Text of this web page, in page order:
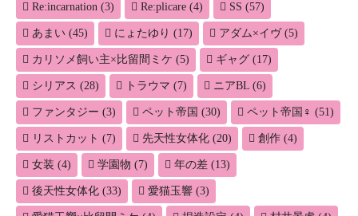
Re:incarnation (3) Re:plicare (4) SS (57)
あまい (45) にょたゆり (17) アダム×イヴ(5)
カリソメ飼い主×比留間ミケ (5) ギャグ (17)
シリアス (28) トラウマ (7) ニアBL (6)
ファンタジー (3) ペット帝国 (30) ペット帝国♀ (51)
リストカット (7) 先天性女体化 (20) 創作 (4)
女装 (4) 学園物 (7) 年の差 (13)
後天性女体化 (33) 愛猫玉響 (3)